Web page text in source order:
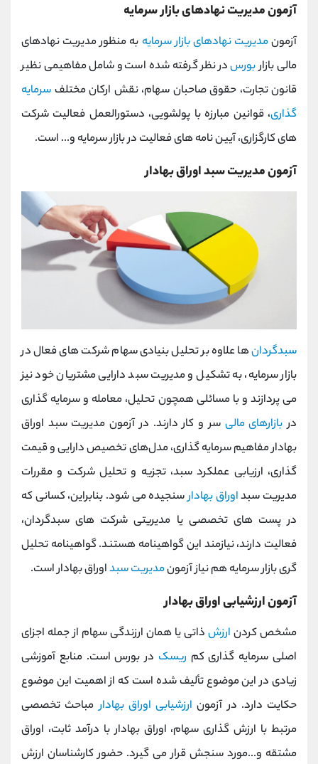
آزمون مدیریت نهادهای بازار سرمایه
آزمونمدیریت نهادهای بازار سرمایه به منظور مدیریت نهادهای
مالی بازاربورسدر نظر گرفته شده است و شامل مفاهیمی نظیر
قانون تجارت، حقوق صاحبان سهام، نقش ارکان مختلف سرمایه
گذاری، قوانین مبارزه با پولشویی، دستورالعمل فعالیت شرکت
های کارگزاری، آیین نامه های فعالیت در بازار سرمایه و... است.
آزمون مدیریت سبد اوراق بهادار
سبدگردانها علاوه بر تحلیل بنیادی سهام شرکت های فعال در
بازار سرمایه، به تشکیل و مدیریت سبد دارایی مشتریان خود نیز
می پردازند و با مسائلی همچون تحلیل، معامله و سرمایه گذاری
در بازارهای مالی سر و کار دارند. در آزمون مدیریت سبد اوراق
بهادار مفاهیم سرمایه گذاری، مدل‌های تخصیص دارایی و قیمت
گذاری، ارزیابی عملکرد سبد، تجزیه و تحلیل شرکت و مقررات
مدیریت سبداوراق بهادارسنجیده می شود. بنابراین، کسانی که
در پست های تخصصی یا مدیریتی شرکت های سبدگردان،
فعالیت دارند، نیازمند این گواهینامه هستند. گواهینامه تحلیل
گری بازار سرمایه هم نیاز آزمونمدیریت سبداوراق بهادار است.
آزمون ارزشیابی اوراق بهادار
مشخص کردن ارزش ذاتی یا همان ارزندگی سهام از جمله اجزای
اصلی سرمایه گذاری کم ریسک در بورس است. منابع آموزشی
زیادی در این موضوع تألیف شده است که از اهمیت این موضوع
حکایت دارد. در آزمون ارزشیابی اوراق بهادارمباحث تخصصی
مرتبط با ارزش گذاری سهام، اوراق بهادار با درآمد ثابت، اوراق
مشتقه و...مورد سنجش قرار می گیرد. حضور کارشناسان ارزش